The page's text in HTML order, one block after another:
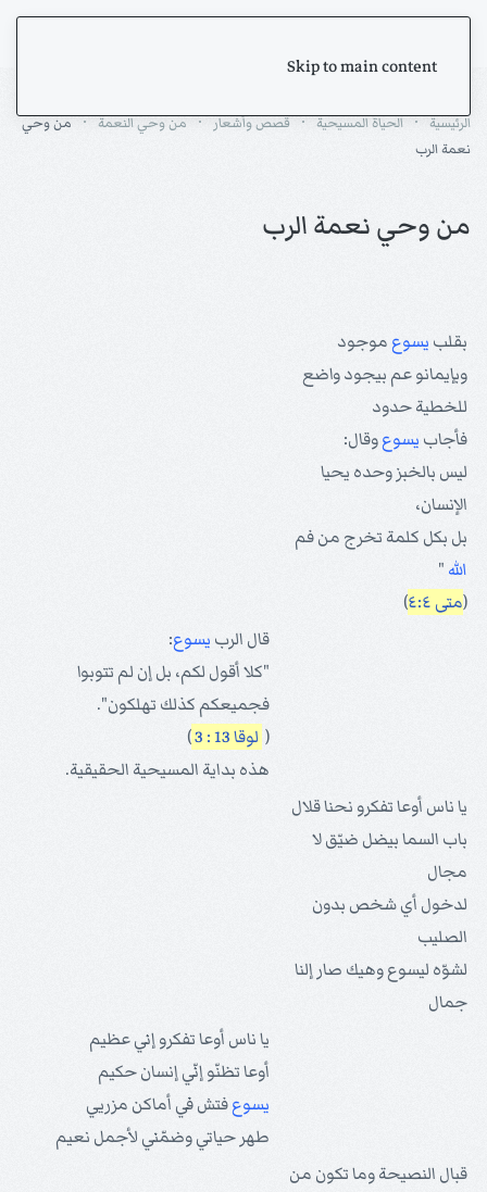
Skip to main content
الرئيسية الحياة المسيحية قصص وأشعار من وحي النعمة
من وحي
نعمة الرب
من وحي نعمة الرب
بقلب يسوع موجود
وبإيمانو عم بيجود واضع
للخطية حدود
فأجاب يسوعوقال:
ليس بالخبز وحده يحيا
الإنسان،
بل بكل كلمة تخرج من فم
الله "
(متى ٤:٤
)
قال الرب يسوع:
"كلا أقول لكم، بل إن لم تتوبوا
فجميعكم كذلك تهلكون".
( لوقا 13 : 3
)
هذه بداية المسيحية الحقيقية.
يا ناس أوعا تفكرو نحنا قلال
باب السما بيضل ضيّق لا
مجال
لدخول أي شخص بدون
الصليب
لشوّه ليسوع وهيك صار إلنا
جمال
یا ناس أوعا تفكرو إني عظيم
أوعا تظنّو إنّي إنسان حكيم
يسوعفتش في أماكن مزريي
طهر حياتي وضمّني لأجمل نعيم
قبال النصيحة وما تكون من